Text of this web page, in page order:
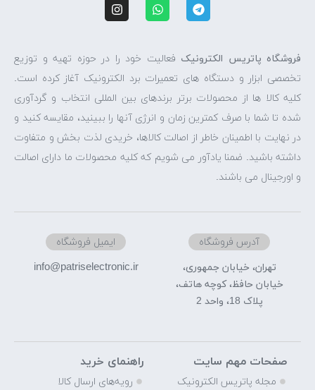
فروشگاه پاتریس الکترونیک فعالیت خود را در حوزه تهیه و توزیع
تخصصی ابزار و دستگاه های تعمیرات برد الکترونیک آغاز کرده است.
کلیه کالا ها از محصولات برتر برندهای بین المللی انتخاب و گردآوری
شده تا شما با صرف کمترین زمان و انرژی آنها را ببینید، مقایسه کنید و
در نهایت با اطمینان خاطر از اصالت کالاها، خریدی لذت بخش و متفاوت
داشته باشید. ضمنا یادآور می شویم که کلیه محصولات ما دارای اصالت
و اورجینال می باشند.
آدرس فروشگاه
تهران، خیابان جمهوری،
خیابان حافظ، کوچه هاتف،
پلاک 18، واحد 2
ایمیل فروشگاه
info@patriselectronic.ir
صفحات مهم سایت
مجله پاتریس الکترونیک
راهنمای خرید
رویه‌های ارسال کالا